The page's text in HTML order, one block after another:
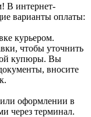
В интернет-
варианты оплаты:
курьером.
чтобы уточнить
купюры. Вы
вносите
оформлении в
через терминал.